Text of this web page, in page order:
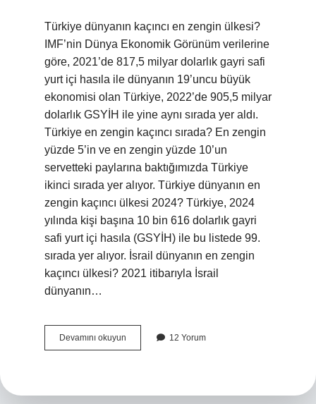
Türkiye dünyanın kaçıncı en zengin ülkesi?
IMF’nin Dünya Ekonomik Görünüm verilerine
göre, 2021’de 817,5 milyar dolarlık gayri safi
yurt içi hasıla ile dünyanın 19’uncu büyük
ekonomisi olan Türkiye, 2022’de 905,5 milyar
dolarlık GSYİH ile yine aynı sırada yer aldı.
Türkiye en zengin kaçıncı sırada? En zengin
yüzde 5’in ve en zengin yüzde 10’un
servetteki paylarına baktığımızda Türkiye
ikinci sırada yer alıyor. Türkiye dünyanın en
zengin kaçıncı ülkesi 2024? Türkiye, 2024
yılında kişi başına 10 bin 616 dolarlık gayri
safi yurt içi hasıla (GSYİH) ile bu listede 99.
sırada yer alıyor. İsrail dünyanın en zengin
kaçıncı ülkesi? 2021 itibarıyla İsrail
dünyanın…
Devamını okuyun
Zengin
12 Yorum